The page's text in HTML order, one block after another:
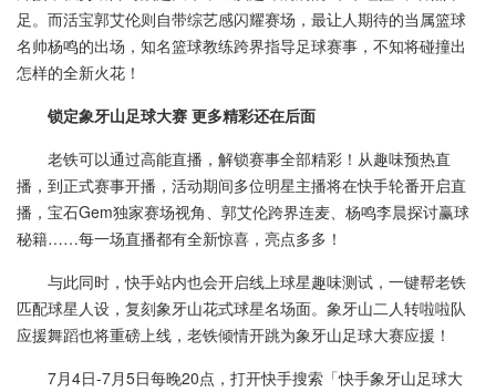
足。而活宝郭艾伦则自带综艺感闪耀赛场，最让人期待的当属篮球
名帅杨鸣的出场，知名篮球教练跨界指导足球赛事，不知将碰撞出
怎样的全新火花！
锁定象牙山足球大赛 更多精彩还在后面
老铁可以通过高能直播，解锁赛事全部精彩！从趣味预热直
播，到正式赛事开播，活动期间多位明星主播将在快手轮番开启直
播，宝石Gem独家赛场视角、郭艾伦跨界连麦、杨鸣李晨探讨赢球
秘籍……每一场直播都有全新惊喜，亮点多多！
与此同时，快手站内也会开启线上球星趣味测试，一键帮老铁
匹配球星人设，复刻象牙山花式球星名场面。象牙山二人转啦啦队
应援舞蹈也将重磅上线，老铁倾情开跳为象牙山足球大赛应援！
7月4日-7月5日每晚20点，打开快手搜索「快手象牙山足球大